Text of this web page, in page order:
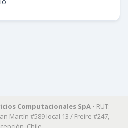
Computacionales SpA• RUT:
Martín #589 local 13 / Freire #247,